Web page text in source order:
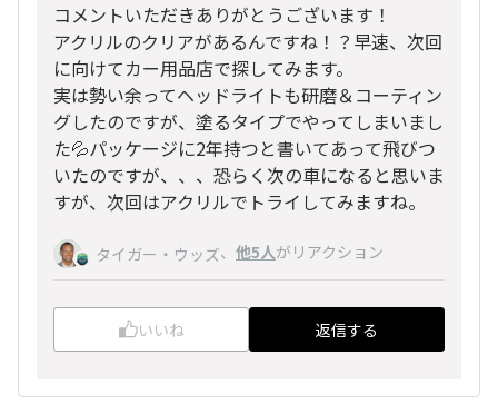
コメントいただきありがとうございます！
アクリルのクリアがあるんですね！？早速、次回
に向けてカー用品店で探してみます。
実は勢い余ってヘッドライトも研磨＆コーティン
グしたのですが、塗るタイプでやってしまいまし
た💦パッケージに2年持つと書いてあって飛びつ
いたのですが、、、恐らく次の車になると思いま
すが、次回はアクリルでトライしてみますね。
タイガー・ウッズ、 他5人がリアクション
いいね 返信する